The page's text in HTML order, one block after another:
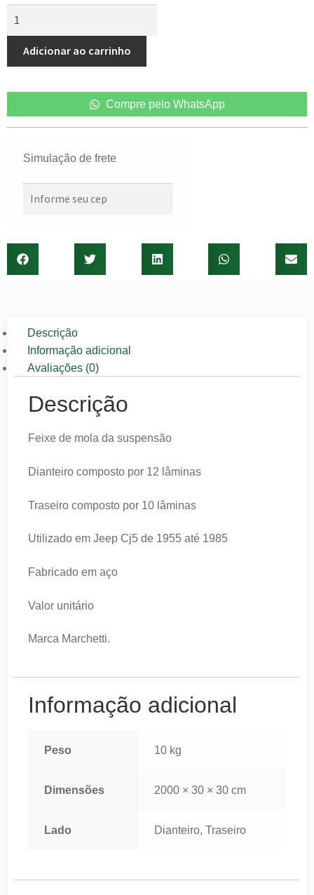
Adicionar ao carrinho
Compre pelo WhatsApp
Simulação de frete
Descrição
Informação adicional
Avaliações (0)
Descrição
Feixe de mola da suspensão
Dianteiro composto por 12 lâminas
Traseiro composto por 10 lâminas
Utilizado em Jeep Cj5 de 1955 até 1985
Fabricado em aço
Valor unitário
Marca Marchetti.
Informação adicional
Peso 10 kg
Dimensões 2000 × 30 × 30 cm
Lado Dianteiro, Traseiro